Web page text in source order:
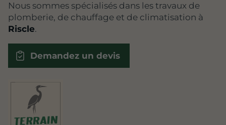
Nous sommes spécialisés dans les travaux de
plomberie, de chauffage et de climatisation à
Riscle.
Demandez un devis